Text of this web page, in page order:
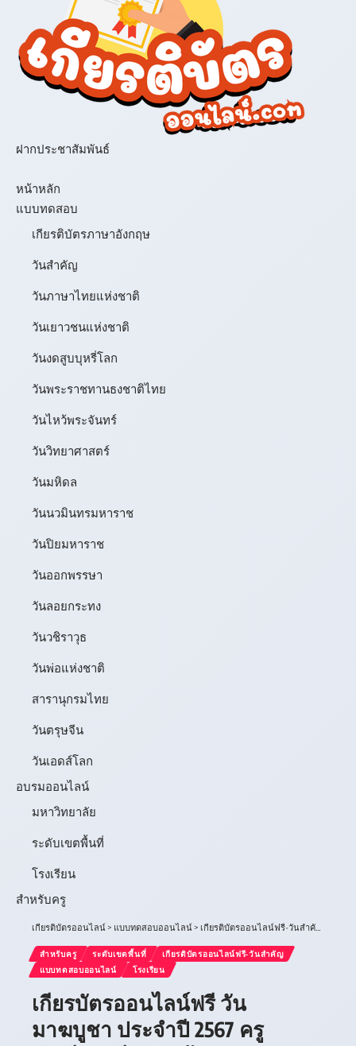
ฝากประชาสัมพันธ์
หน้าหลัก
แบบทดสอบ
เกียรติบัตรภาษาอังกฤษ
วันสำคัญ
วันภาษาไทยแห่งชาติ
วันเยาวชนแห่งชาติ
วันงดสูบบุหรี่โลก
วันพระราชทานธงชาติไทย
วันไหว้พระจันทร์​
วันวิทยาศาสตร์
วันมหิดล
วันนวมินทรมหาราช
วันปิยมหาราช
วันออกพรรษา
วันลอยกระทง
วันวชิราวุธ
วันพ่อแห่งชาติ
สารานุกรมไทย
วันตรุษจีน
วันเอดส์โลก
อบรมออนไลน์
มหาวิทยาลัย
ระดับเขตพื้นที่
โรงเรียน
สำหรับครู
เกียรติบัตรออนไลน์> แบบทดสอบออนไลน์> เกียรติบัตรออนไลน์ฟรี-วันสำคัญ
สำหรับครู ระดับเขตพื้นที่
เกียรติบัตรออนไลน์ฟรี-วันสำคัญ
แบบทดสอบออนไลน์
โรงเรียน
เกียรบัตรออนไลน์ฟรี วัน
มาฆบูชา ประจำปี 2567 ครู